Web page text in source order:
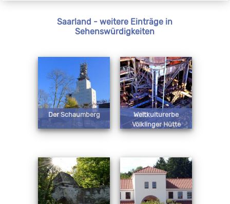
Saarland - weitere Einträge in
Sehenswürdigkeiten
Der Schaumberg
Weltkulturerbe
Völklinger Hütte